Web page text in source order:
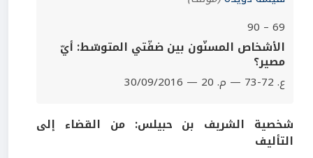
69 – 90
الأشخاص المسنّون بين ضفّتي المتوسّط: أيّ
مصير؟
ع. 72-73 — م. 20 — 30/09/2016
شخصية الشريف بن حبيلس: من القضاء إلى
التأليف